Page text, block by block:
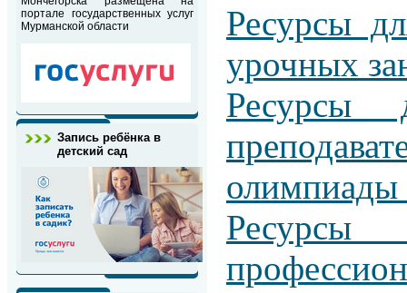
портале государственных услуг
Мурманской области
Запись ребёнка в
детский сад
Ресурсы
урочных
Ресурсы